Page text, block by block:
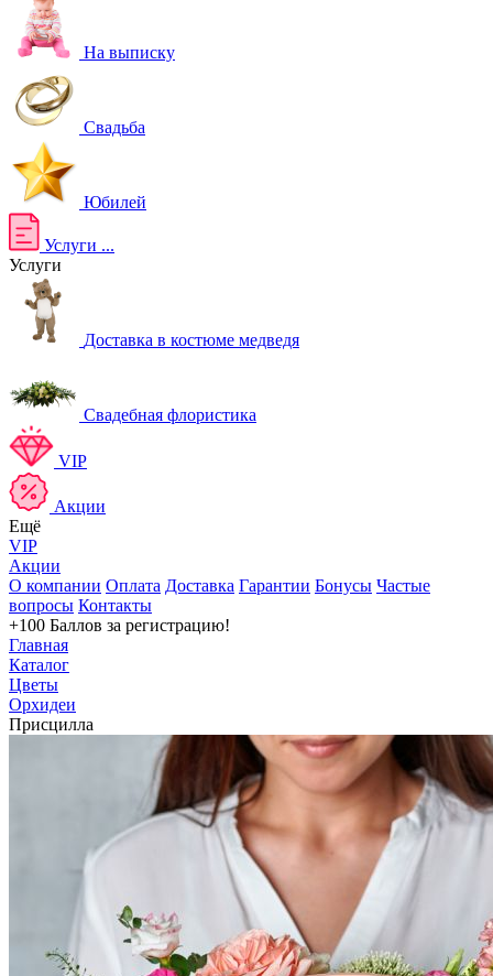
На выписку
Свадьба
Юбилей
Услуги ...
Услуги
Доставка в костюме медведя
Свадебная флористика
VIP
Акции
Ещё
VIP
Акции
О компании Оплата Доставка Гарантии Бонусы Частые
вопросы Контакты
+100 Баллов за регистрацию!
Главная
Каталог
Цветы
Орхидеи
Присцилла